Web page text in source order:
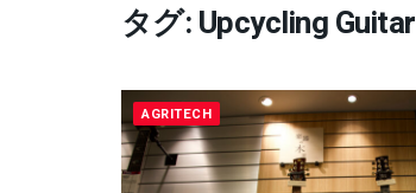
タグ:Upcycling Guitar
AGRITECH